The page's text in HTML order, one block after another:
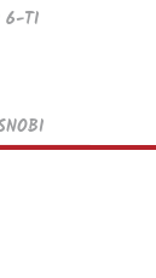
6-TI